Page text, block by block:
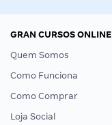
GRAN CURSOS ONLINE
Quem Somos
Como Funciona
Como Comprar
Loja Social